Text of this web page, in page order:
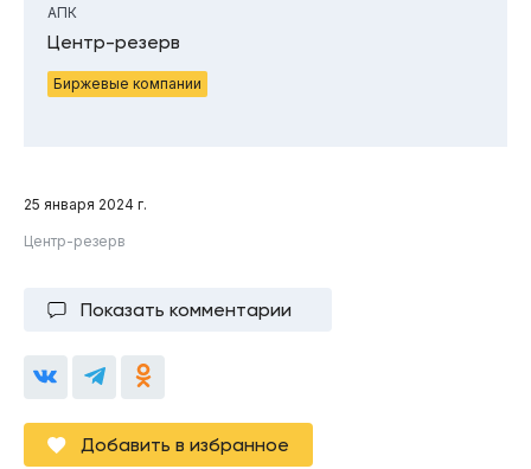
АПК
Центр-резерв
Биржевые компании
25 января 2024 г.
Центр-резерв
Показать комментарии
Добавить в избранное